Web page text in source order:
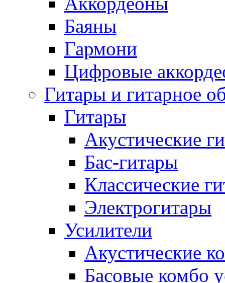
Баяны
Гармони
Цифровые
Гитары и гитарное
Гитары
Акустические
Бас-гитары
Классические
Электрогитары
Усилители
Акустические
Басовые комбо